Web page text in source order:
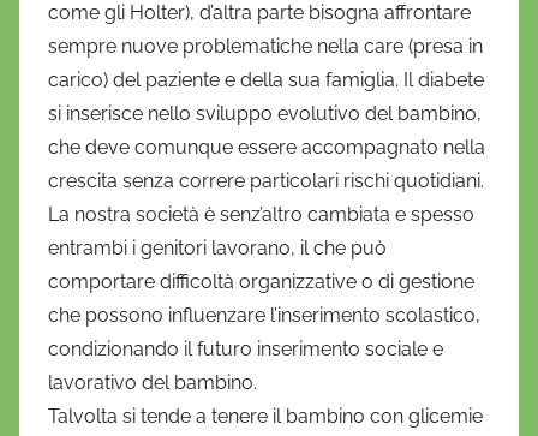
come gli Holter), d’altra parte bisogna affrontare
sempre nuove problematiche nella care (presa in
carico) del paziente e della sua famiglia. Il diabete
si inserisce nello sviluppo evolutivo del bambino,
che deve comunque essere accompagnato nella
crescita senza correre particolari rischi quotidiani.
La nostra società è senz’altro cambiata e spesso
entrambi i genitori lavorano, il che può
comportare difficoltà organizzative o di gestione
che possono influenzare l’inserimento scolastico,
condizionando il futuro inserimento sociale e
lavorativo del bambino.
Talvolta si tende a tenere il bambino con glicemie